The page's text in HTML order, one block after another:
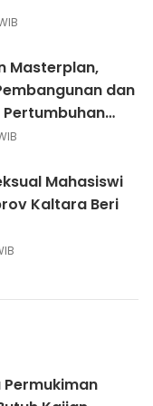
Masterplan,
dan
Mahasiswi
Kaltara Beri